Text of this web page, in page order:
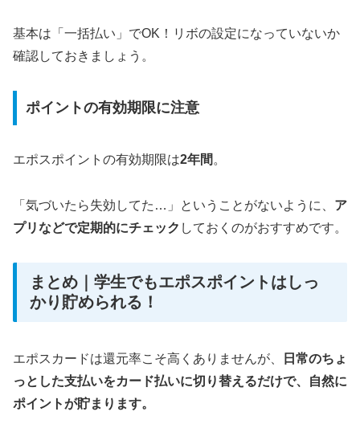
基本は「一括払い」でOK！リボの設定になっていないか
確認しておきましょう。
ポイントの有効期限に注意
エポスポイントの有効期限は2年間 。
「気づいたら失効してた…」ということがないように、 ア
プリなどで定期的にチェック しておくのがおすすめです。
まとめ｜学生でもエポスポイントはしっ
かり貯められる！
エポスカードは還元率こそ高くありませんが、
日常のちょ
っとした支払いをカード払いに切り替えるだけで、自然に
ポイントが貯まります。